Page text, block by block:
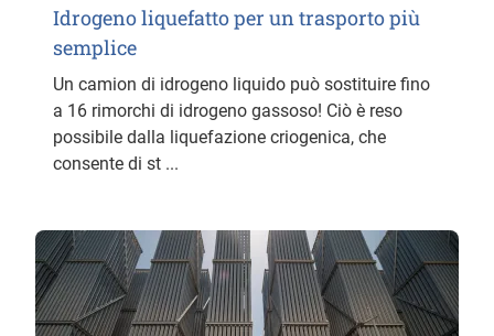
Idrogeno liquefatto per un trasporto più
semplice
Un camion di idrogeno liquido può sostituire fino
a 16 rimorchi di idrogeno gassoso! Ciò è reso
possibile dalla liquefazione criogenica, che
consente di st ...